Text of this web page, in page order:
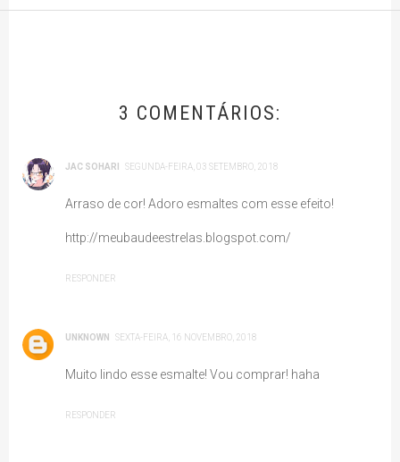
3 COMENTÁRIOS:
JAC SOHARI SEGUNDA-FEIRA, 03 SETEMBRO, 2018
Arraso de cor! Adoro esmaltes com esse efeito!
http://meubaudeestrelas.blogspot.com/
RESPONDER
UNKNOWN SEXTA-FEIRA, 16 NOVEMBRO, 2018
Muito lindo esse esmalte! Vou comprar! haha
RESPONDER